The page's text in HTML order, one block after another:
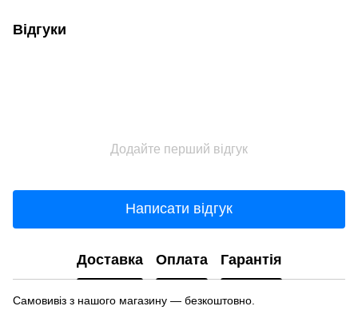
Відгуки
Додайте перший відгук
Написати відгук
Доставка Оплата Гарантія
Самовивіз з нашого магазину — безкоштовно.